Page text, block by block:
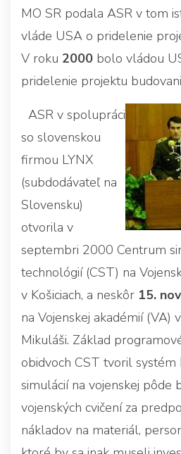
MO SR podala ASR v tom
vláde USA o pridelenie
V roku 2000 bolo vládou
pridelenie projektu
ASR v spolupráci
so slovenskou
firmou LYNX
(subdodávateľ na
Slovensku)
otvorila v
septembri 2000 Centrum
technológií (CST) na
v Košiciach, a neskôr 15.
na Vojenskej akadémií (VA)
Mikuláši. Základ
obidvoch CST tvoril systém
simulácií na vojenskej pôde
vojenských cvičení za
nákladov na materiál,